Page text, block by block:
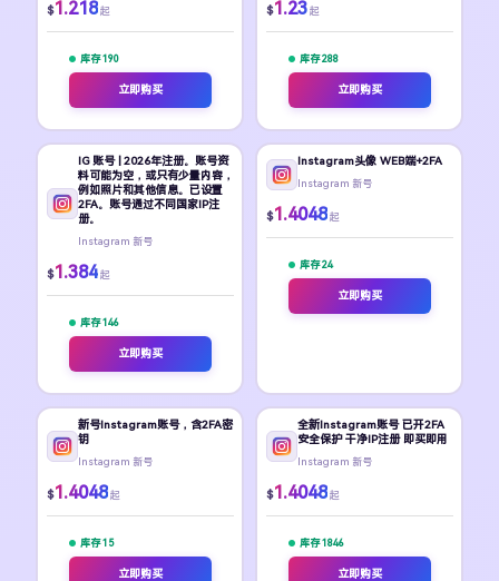
$1.218 起
库存 190
立即购买
$1.23 起
库存 288
立即购买
IG 账号 | 2026年注册。账号资
料可能为空，或只有少量内容，
例如照片和其他信息。已设置
2FA。账号通过不同国家IP注
册。
Instagram 新号
$1.384 起
库存 146
立即购买
Instagram头像 WEB端+2FA
Instagram 新号
$1.4048 起
库存 24
立即购买
新号Instagram账号，含2FA密
钥
Instagram 新号
$1.4048 起
库存 15
立即购买
全新Instagram账号 已开2FA
安全保护 干净IP注册 即买即用
Instagram 新号
$1.4048 起
库存 1846
立即购买